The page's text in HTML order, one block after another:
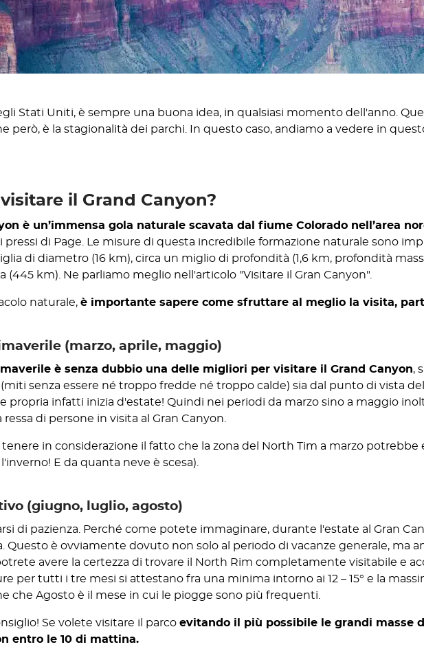
Stati Uniti, è sempre una buona idea, in qualsiasi momento dell'anno.
però, è la stagionalità dei parchi. In questo caso, andiamo a vedere in
il Grand Canyon?
è un’immensa gola naturale scavata dal fiume Colorado nell’area
pressi di Page. Le misure di questa incredibile formazione naturale sono
di diametro (16 km), circa un miglio di profondità (1,6 km, profondità
(445 km). Ne parliamo meglio nell'articolo "Visitare il Gran Canyon".
naturale, è importante sapere come sfruttare al meglio la visita,
(marzo, aprile, maggio)
è senza dubbio una delle migliori per visitare il Grand Canyon,
senza essere né troppo fredde né troppo calde) sia dal punto di vista
propria infatti inizia d'estate! Quindi nei periodi da marzo sino a maggio
di persone in visita al Gran Canyon.
tenere in considerazione il fatto che la zona del North Tim a marzo
E da quanta neve è scesa).
(giugno, luglio, agosto)
di pazienza. Perché come potete immaginare, durante l'estate al Gran
Questo è ovviamente dovuto non solo al periodo di vacanze generale, ma
avere la certezza di trovare il North Rim completamente visitabile e
per tutti i tre mesi si attestano fra una minima intorno ai 12 – 15° e la
che Agosto è il mese in cui le piogge sono più frequenti.
Se volete visitare il parco evitando il più possibile le grandi masse
entro le 10 di mattina.